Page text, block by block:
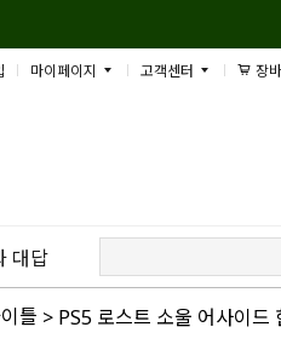
마이페이지 고객센터 장
대답
틀 > PS5 로스트 소울 어사이드